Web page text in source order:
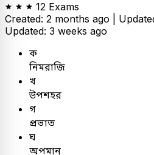
12 Exams
Created: 2 months ago |
Updated: 3 weeks ago
ক
নিমরাজি
খ
উপশহর
গ
প্রভাত
ঘ
অপমান